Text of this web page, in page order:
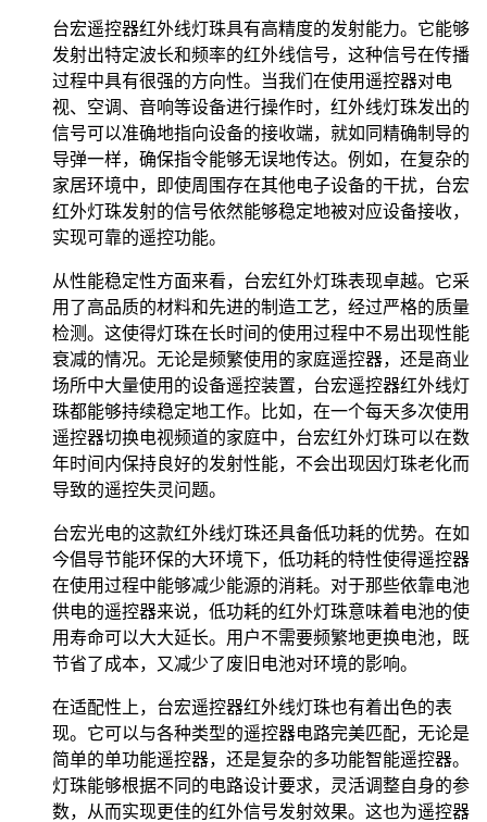
台宏遥控器红外线灯珠具有高精度的发射能力。它能够
发射出特定波长和频率的红外线信号，这种信号在传播
过程中具有很强的方向性。当我们在使用遥控器对电
视、空调、音响等设备进行操作时，红外线灯珠发出的
信号可以准确地指向设备的接收端，就如同精确制导的
导弹一样，确保指令能够无误地传达。例如，在复杂的
家居环境中，即使周围存在其他电子设备的干扰，台宏
红外灯珠发射的信号依然能够稳定地被对应设备接收，
实现可靠的遥控功能。
从性能稳定性方面来看，台宏红外灯珠表现卓越。它采
用了高品质的材料和先进的制造工艺，经过严格的质量
检测。这使得灯珠在长时间的使用过程中不易出现性能
衰减的情况。无论是频繁使用的家庭遥控器，还是商业
场所中大量使用的设备遥控装置，台宏遥控器红外线灯
珠都能够持续稳定地工作。比如，在一个每天多次使用
遥控器切换电视频道的家庭中，台宏红外灯珠可以在数
年时间内保持良好的发射性能，不会出现因灯珠老化而
导致的遥控失灵问题。
台宏光电的这款红外线灯珠还具备低功耗的优势。在如
今倡导节能环保的大环境下，低功耗的特性使得遥控器
在使用过程中能够减少能源的消耗。对于那些依靠电池
供电的遥控器来说，低功耗的红外灯珠意味着电池的使
用寿命可以大大延长。用户不需要频繁地更换电池，既
节省了成本，又减少了废旧电池对环境的影响。
在适配性上，台宏遥控器红外线灯珠也有着出色的表
现。它可以与各种类型的遥控器电路完美匹配，无论是
简单的单功能遥控器，还是复杂的多功能智能遥控器。
灯珠能够根据不同的电路设计要求，灵活调整自身的参
数，从而实现更佳的红外信号发射效果。这也为遥控器